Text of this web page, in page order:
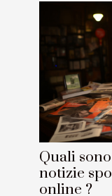
Quali
notizie
online ?